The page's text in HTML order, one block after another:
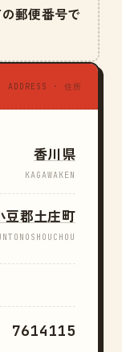
郵便番号で
ADDRESS · 住所
香川県
KAGAWAKEN
豆郡土庄町
7614115